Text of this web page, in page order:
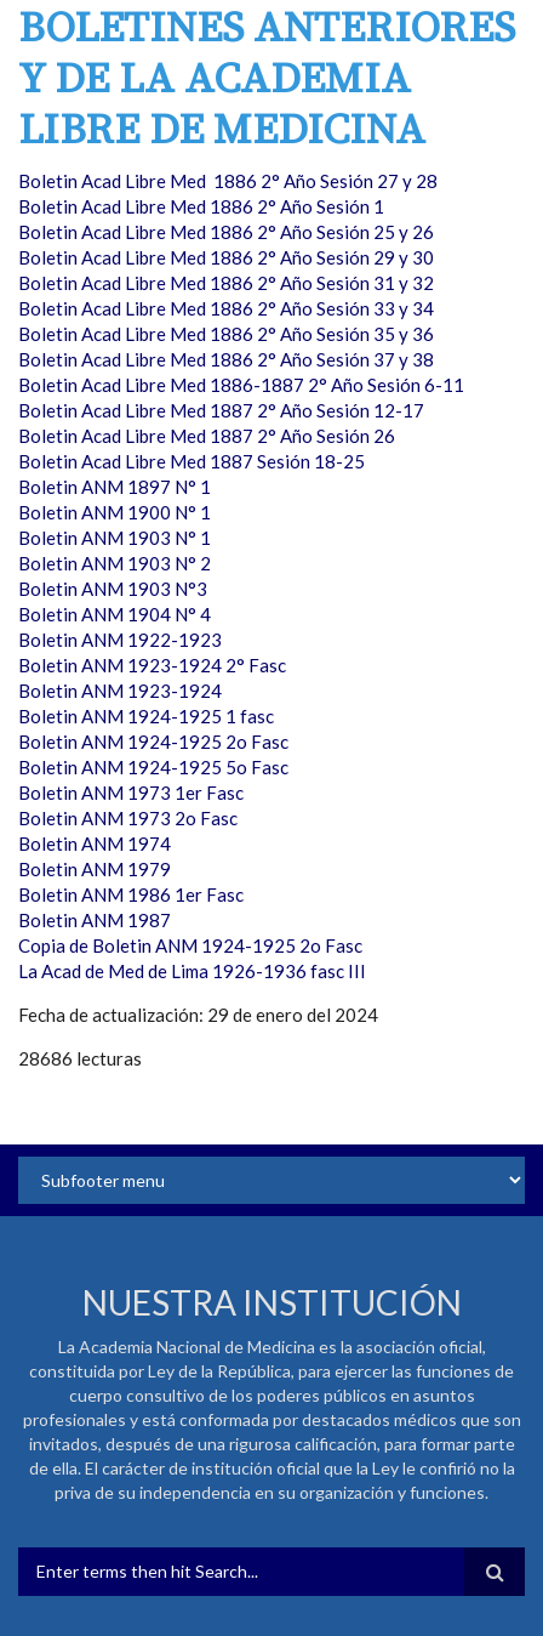
BOLETINES ANTERIORES
Y DE LA ACADEMIA
LIBRE DE MEDICINA
Boletin Acad Libre Med 1886 2° Año Sesión 27 y 28
Boletin Acad Libre Med 1886 2° Año Sesión 1
Boletin Acad Libre Med 1886 2° Año Sesión 25 y 26
Boletin Acad Libre Med 1886 2° Año Sesión 29 y 30
Boletin Acad Libre Med 1886 2° Año Sesión 31 y 32
Boletin Acad Libre Med 1886 2° Año Sesión 33 y 34
Boletin Acad Libre Med 1886 2° Año Sesión 35 y 36
Boletin Acad Libre Med 1886 2° Año Sesión 37 y 38
Boletin Acad Libre Med 1886-1887 2° Año Sesión 6-11
Boletin Acad Libre Med 1887 2° Año Sesión 12-17
Boletin Acad Libre Med 1887 2° Año Sesión 26
Boletin Acad Libre Med 1887 Sesión 18-25
Boletin ANM 1897 N° 1
Boletin ANM 1900 N° 1
Boletin ANM 1903 N° 1
Boletin ANM 1903 N° 2
Boletin ANM 1903 N°3
Boletin ANM 1904 N° 4
Boletin ANM 1922-1923
Boletin ANM 1923-1924 2° Fasc
Boletin ANM 1923-1924
Boletin ANM 1924-1925 1 fasc
Boletin ANM 1924-1925 2o Fasc
Boletin ANM 1924-1925 5o Fasc
Boletin ANM 1973 1er Fasc
Boletin ANM 1973 2o Fasc
Boletin ANM 1974
Boletin ANM 1979
Boletin ANM 1986 1er Fasc
Boletin ANM 1987
Copia de Boletin ANM 1924-1925 2o Fasc
La Acad de Med de Lima 1926-1936 fasc III
Fecha de actualización: 29 de enero del 2024
28686 lecturas
NUESTRA INSTITUCIÓN
La Academia Nacional de Medicina es la asociación oficial,
constituida por Ley de la República, para ejercer las funciones de
cuerpo consultivo de los poderes públicos en asuntos
profesionales y está conformada por destacados médicos que son
invitados, después de una rigurosa calificación, para formar parte
de ella. El carácter de institución oficial que la Ley le confirió no la
priva de su independencia en su organización y funciones.
FORMULARIO DE BÚSQUEDA